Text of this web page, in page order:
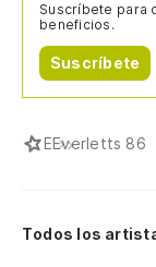
Suscríbete para
beneficios.
Suscríbete
EEverletts 86
Todos los